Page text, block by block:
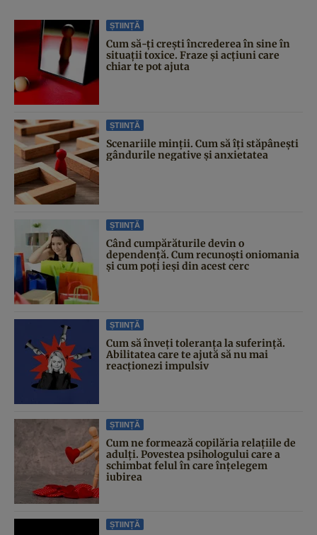
ȘTIINȚĂ
Cum să-ți crești încrederea în sine în
situații toxice. Fraze și acțiuni care
chiar te pot ajuta
ȘTIINȚĂ
Scenariile minții. Cum să îți stăpânești
gândurile negative și anxietatea
ȘTIINȚĂ
Când cumpărăturile devin o
dependență. Cum recunoști oniomania
și cum poți ieși din acest cerc
ȘTIINȚĂ
Cum să înveți toleranța la suferință.
Abilitatea care te ajută să nu mai
reacționezi impulsiv
ȘTIINȚĂ
Cum ne formează copilăria relațiile de
adulți. Povestea psihologului care a
schimbat felul în care înțelegem
iubirea
ȘTIINȚĂ